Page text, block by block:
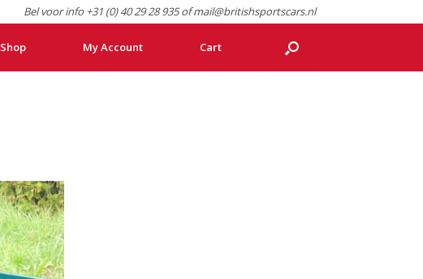
Bel voor info +31 (0) 40 29 28 935 of mail@britishsportscars.nl
Shop My Account Cart